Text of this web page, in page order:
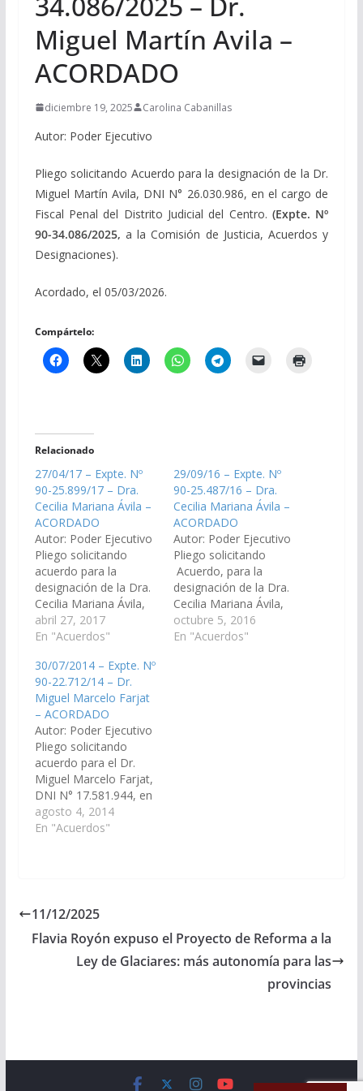
Miguel Martín Avila –
ACORDADO
diciembre 19, 2025 Carolina Cabanillas
Autor: Poder Ejecutivo
Pliego solicitando Acuerdo para la designación de la Dr.
Miguel Martín Avila, DNI N° 26.030.986, en el cargo de
Fiscal Penal del Distrito Judicial del Centro. (Expte. Nº
90-34.086/2025, a la Comisión de Justicia, Acuerdos y
Designaciones).
Acordado, el 05/03/2026.
Compártelo:
Relacionado
27/04/17 – Expte. Nº
90-25.899/17 – Dra.
Cecilia Mariana Ávila –
ACORDADO
Autor: Poder Ejecutivo
Pliego solicitando
acuerdo para la
designación de la Dra.
Cecilia Mariana Ávila,
D.N.I. N° 25.498.049,
en el cargo de Juez de
Trabajo de Cuarta
Nominación del
Distrito Judicial del
Centro. (Expte. Nº 90-
25.899/17 – A la
Comisión de Justicia,
Acuerdos y
Designaciones).
Acordado el
01/06/2017
abril 27, 2017
En "Acuerdos"
29/09/16 – Expte. Nº
90-25.487/16 – Dra.
Cecilia Mariana Ávila –
ACORDADO
Autor: Poder Ejecutivo
Pliego solicitando
Acuerdo, para la
designación de la Dra.
Cecilia Mariana Ávila,
D.N.I. N° 25.498.049,
como reemplazante
octubre 5, 2016
En "Acuerdos"
30/07/2014 – Expte. Nº
90-22.712/14 – Dr.
Miguel Marcelo Farjat
– ACORDADO
Autor: Poder Ejecutivo
Pliego solicitando
acuerdo para el Dr.
Miguel Marcelo Farjat,
DNI N° 17.581.944, en
el cargo de Juez de
Primera Instancia del
Comisión de Justicia,
Designaciones).
Acordado el
02/10/2014
agosto 4, 2014
En "Acuerdos"
11/12/2025
Flavia Royón expuso el Proyecto de Reforma a la
Ley de Glaciares: más autonomía para las
provincias